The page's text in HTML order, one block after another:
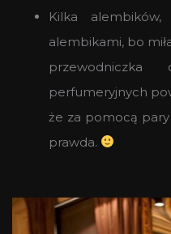
Kilka
alembikami, bo
perfumeryjnych
że za pomocą
prawda.